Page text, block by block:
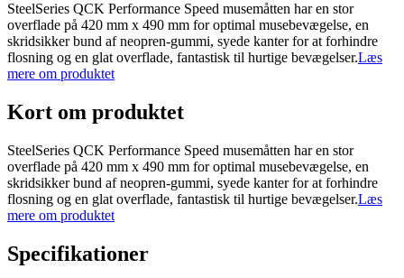
SteelSeries QCK Performance Speed musemåtten har en stor
overflade på 420 mm x 490 mm for optimal musebevægelse, en
skridsikker bund af neopren-gummi, syede kanter for at forhindre
flosning og en glat overflade, fantastisk til hurtige bevægelser.Læs
mere om produktet
Kort om produktet
SteelSeries QCK Performance Speed musemåtten har en stor
overflade på 420 mm x 490 mm for optimal musebevægelse, en
skridsikker bund af neopren-gummi, syede kanter for at forhindre
flosning og en glat overflade, fantastisk til hurtige bevægelser.Læs
mere om produktet
Specifikationer